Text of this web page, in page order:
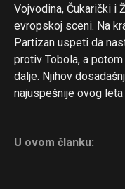
Vojvodina, Čukarički i
evropskoj sceni. Na
Partizan uspeti da
protiv Tobola, a
dalje. Njihov
najuspešnije ovog leta
U ovom članku: